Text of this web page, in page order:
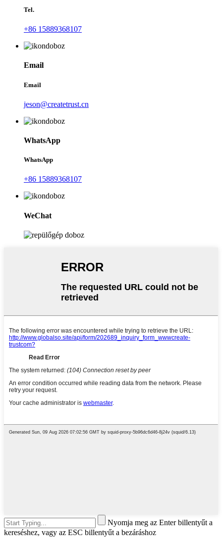
Tel.
+86 15889368107
Email
Email
jeson@createtrust.cn
WhatsApp
WhatsApp
+86 15889368107
WeChat
Nyomja meg az Enter billentyűt a
kereséshez, vagy az ESC billentyűt a bezáráshoz